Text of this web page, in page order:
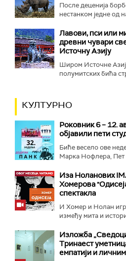
После деценија
нестанком једне од
Лавови, пси или
древни чувари
Источну Азију
Широм Источне
полумитских бића
КУЛТУРНО
Роковник 6 – 12.
објавили пети
Биће весело ове
Марка Нофлера, Пет
Иза Ноланових
Хомерова
спектакла
И Хомер и Нолан
између мита и
Изложба
Тринаест
емпатији и